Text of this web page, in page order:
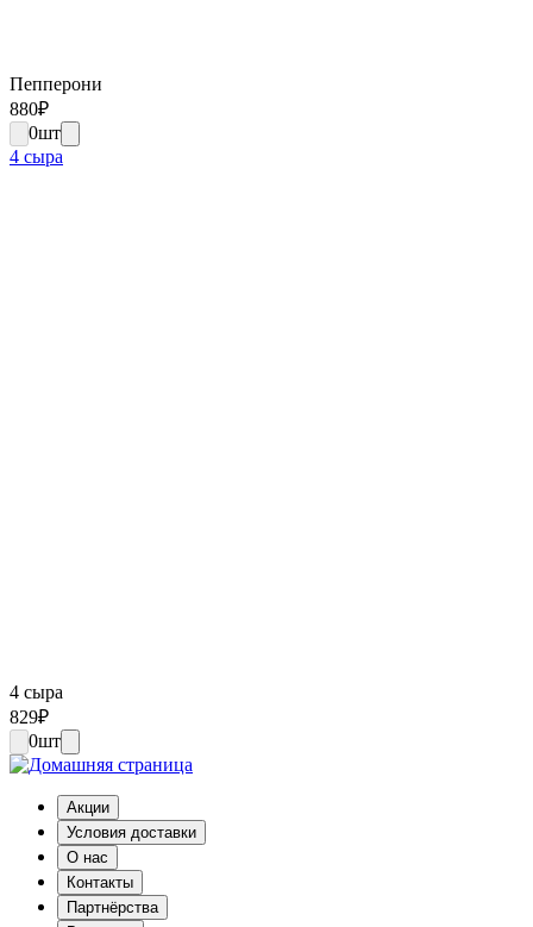
Пепперони
880₽
0шт
4 сыра
4 сыра
829₽
0шт
Акции
Условия доставки
О нас
Контакты
Партнёрства